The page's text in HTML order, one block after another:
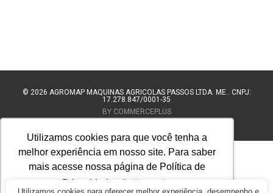
Utilizamos cookies para que você tenha a
melhor experiência em nosso site. Para saber
mais acesse nossa página de Política de
Privacidade.
Saiba mais
© 2026 AGROMAP MAQUINAS AGRÍCOLAS PASSOS LTDA. ME.. CNPJ:
17.278.847/0001-35
BY COMMERCEPLUS